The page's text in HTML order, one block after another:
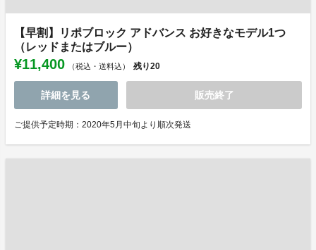
【早割】リポブロック アドバンス お好きなモデル1つ
（レッドまたはブルー）
¥11,400 （税込・送料込） 残り20
詳細を見る 販売終了
ご提供予定時期：2020年5月中旬より順次発送